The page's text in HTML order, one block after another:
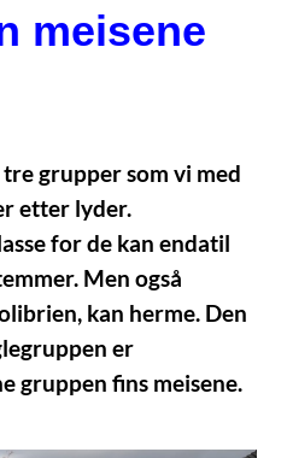
meisene
grupper som vi med
etter lyder.
for de kan endatil
Men også
kan herme. Den
er
gruppen fins meisene.